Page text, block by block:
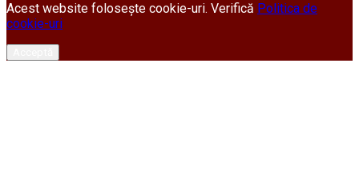
Acest website folosește cookie-uri. Verifică Politica de
cookie-uri